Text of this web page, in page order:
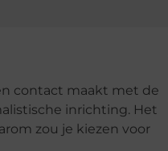
contact maakt met de
inrichting. Het
zou je kiezen voor